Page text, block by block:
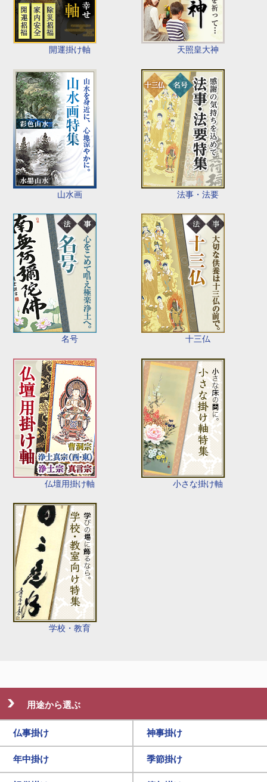
開運掛け軸 天照皇大神
山水画 法事・法要
名号 十三仏
仏壇用掛け軸 小さな掛け軸
学校・教育
用途から選ぶ
仏事掛け 神事掛け
年中掛け 季節掛け